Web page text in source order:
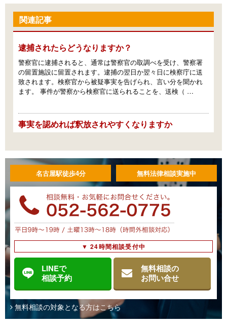
関連記事
逮捕されたらどうなりますか？
警察官に逮捕されると、通常は警察官の取調べを受け、警察署
の留置施設に留置されます。逮捕の翌日か翌々日に検察庁に送
致されます。検察官から被疑事実を告げられ、言い分を聞かれ
ます。 事件が警察から検察官に送られることを、送検（ …
事実を認めれば釈放されやすくなりますか
ます。勾留の要件は罪証隠滅のおそれがあることや逃亡のおそ
れがあることなのですが（刑事訴訟法207条1項、60 …
弁護人はどのように依頼すればよいですか
依頼したい弁護士がいれば、いつでも連絡をとって選任でき
ます（私選弁護人）。 貧困その他の理由により、自分で弁護
人を選任できない場合、国選弁護人の制度があります。これに
該当している場合、警察、検察、裁判所の各段階でその …
国選弁護人と私選弁護人の違いは何ですか
私選弁護人は、被疑者・被告人又はその親族が弁護士との間
で私的な委任契約を締結することにより選任します。選任する
時期に制限はなく、逮捕前であっても選任できます。費用は弁
護士により異なります。 国選弁護人は、資力のない者 …
名古屋駅徒歩4分 無料法律相談実施中
▼ 24時間相談受付中
LINEで
相談予約
無料相談の
お問い合せ
無料相談の対象となる方はこちら